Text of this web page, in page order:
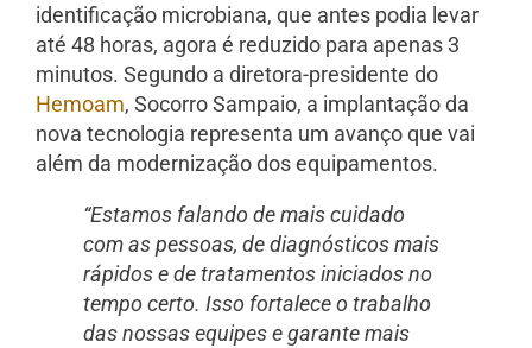
identificação microbiana, que antes podia levar
até 48 horas, agora é reduzido para apenas 3
minutos. Segundo a diretora-presidente do
Hemoam, Socorro Sampaio, a implantação da
nova tecnologia representa um avanço que vai
além da modernização dos equipamentos.
“Estamos falando de mais cuidado
com as pessoas, de diagnósticos mais
rápidos e de tratamentos iniciados no
tempo certo. Isso fortalece o trabalho
das nossas equipes e garante mais